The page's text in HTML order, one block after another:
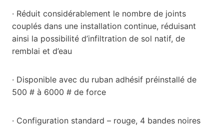
· Réduit considérablement le nombre de joints
couplés dans une installation continue, réduisant
ainsi la possibilité d’infiltration de sol natif, de
remblai et d’eau
· Disponible avec du ruban adhésif préinstallé de
500 # à 6000 # de force
· Configuration standard – rouge, 4 bandes noires